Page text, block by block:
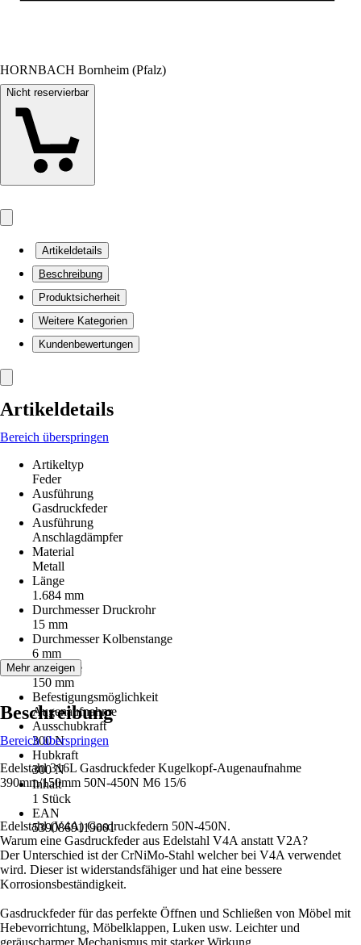
HORNBACH Bornheim (Pfalz)
Nicht reservierbar
Artikeldetails
Beschreibung
Produktsicherheit
Weitere Kategorien
Kundenbewertungen
Artikeldetails
Bereich überspringen
Artikeltyp
Feder
Ausführung
Gasdruckfeder
Ausführung
Anschlagdämpfer
Material
Metall
Länge
1.684 mm
Durchmesser Druckrohr
15 mm
Durchmesser Kolbenstange
6 mm
Hublänge
150 mm
Befestigungsmöglichkeit
Augenaufnahme
Ausschubkraft
300 N
Hubkraft
300 N
Inhalt
1 Stück
EAN
5390869119001
Mehr anzeigen
Beschreibung
Bereich überspringen
Edelstahl 316L Gasdruckfeder Kugelkopf-Augenaufnahme
390mm/150mm 50N-450N M6 15/6
Edelstahl (V4A) Gasdruckfedern 50N-450N.
Warum eine Gasdruckfeder aus Edelstahl V4A anstatt V2A?
Der Unterschied ist der CrNiMo-Stahl welcher bei V4A verwendet
wird. Dieser ist widerstandsfähiger und hat eine bessere
Korrosionsbeständigkeit.
Gasdruckfeder für das perfekte Öffnen und Schließen von Möbel mit
Hebevorrichtung, Möbelklappen, Luken usw. Leichter und
geräuscharmer Mechanismus mit starker Wirkung.